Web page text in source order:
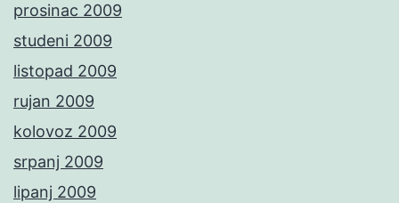
prosinac 2009
studeni 2009
listopad 2009
rujan 2009
kolovoz 2009
srpanj 2009
lipanj 2009